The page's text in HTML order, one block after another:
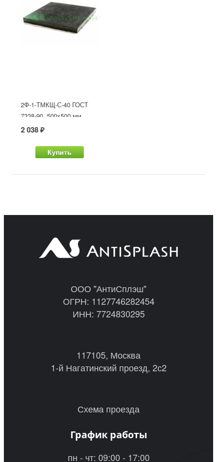
2Ф-1-ТМКЩ-С-40 ГОСТ
7338-90, 500x500 мм
2 038 ₽
Купить
ООО "АнтиСплэш"
ОГРН: 1127746282454
ИНН: 7724830295
117105, Москва
1-й Нагатинский проезд, 2с2
Схема проезда
График работы
пн - чт: 09:00 - 17:00